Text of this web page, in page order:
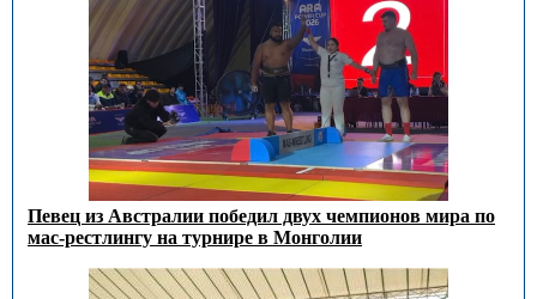
Певец из Австралии победил двух чемпионов мира по
мас-рестлингу на турнире в Монголии